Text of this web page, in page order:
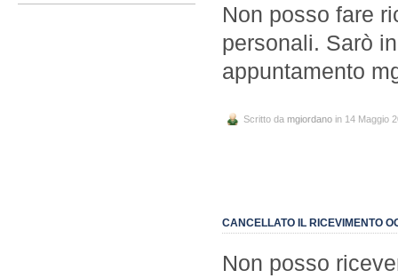
Non posso fare
personali. Sarò
appuntamento
Scritto da mgiordano in 14 Maggio
CANCELLATO IL RICEVIMENTO
Non posso